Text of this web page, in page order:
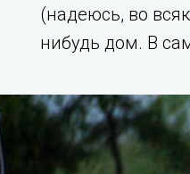
(надеюсь, во
нибудь дом. В